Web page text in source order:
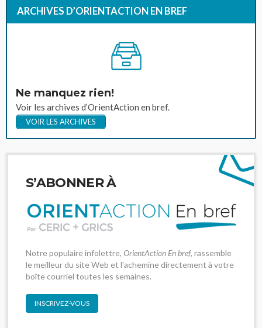
ARCHIVES D’ORIENTACTION EN BREF
Ne manquez rien!
Voir les archives d’OrientAction en bref.
VOIR LES ARCHIVES
S’ABONNER À
Notre populaire infolettre, OrientAction En bref, rassemble
le meilleur du site Web et l'achemine directement à votre
boîte courriel toutes les semaines.
INSCRIVEZ-VOUS